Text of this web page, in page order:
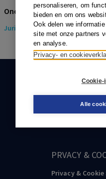
personaliseren, om
bieden en om ons
Ook delen we
site met onze partners
en analyse.
Privacy- en
Cookie-
Alle
Onderwerpen
Juridisch> Pensioenrecht
088-0301000
PRVACY &
Privacy &